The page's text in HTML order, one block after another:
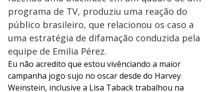
programa de TV, produziu uma reação do
público brasileiro, que relacionou os caso a
uma estratégia de difamação conduzida pela
equipe de Emilia Pérez.
Eu não acredito que estou vivênciando a maior
campanha jogo sujo no oscar desde do Harvey
Weinstein, inclusive a Lisa Taback trabalhou na